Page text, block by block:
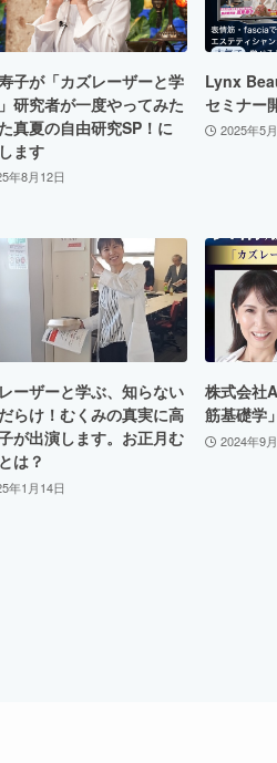
子が「カズレーザーと学
研究者が一度やってみた
真夏の自由研究SP！に
ます
年8月12日
Lynx
セミナー
2025年5
ーザーと学ぶ、知らない
らけ！むくみの真実に高
が出演します。お正月む
は？
年1月14日
株式会社
筋基礎学
2024年9